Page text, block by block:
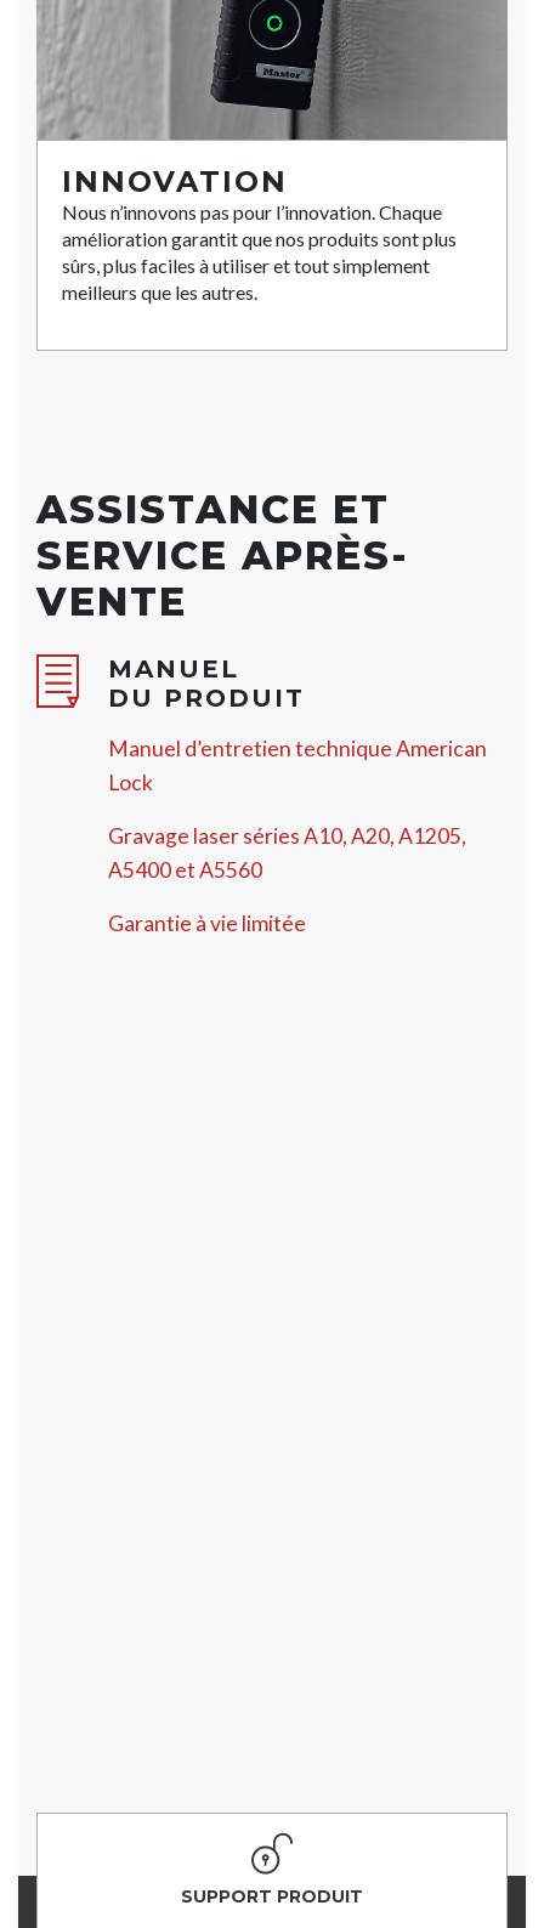
INNOVATION
Nous n’innovons pas pour l’innovation. Chaque
amélioration garantit que nos produits sont plus
sûrs, plus faciles à utiliser et tout simplement
meilleurs que les autres.
ASSISTANCE ET
SERVICE APRÈS-
VENTE
MANUEL
DU PRODUIT
Manuel d’entretien technique American
Lock
Gravage laser séries A10, A20, A1205,
A5400 et A5560
Garantie à vie limitée
SUPPORT PRODUIT